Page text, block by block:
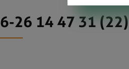
26 14 47 31 (22)